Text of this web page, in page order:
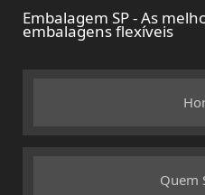
Resende
Embalagem SP - As
embalagens flexíveis
Quem